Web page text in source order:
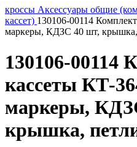
кроссы Аксессуары общие
кассет) 130106-00114
маркеры, КДЗС 40 шт,
130106-00114
кассеты КТ-
маркеры,
крышка,